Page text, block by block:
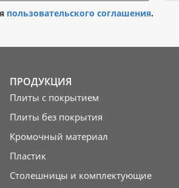
пользовательского соглашения.
ПРОДУКЦИЯ
Плиты с покрытием
Плиты без покрытия
Кромочный материал
Пластик
Столешницы и комплектующие